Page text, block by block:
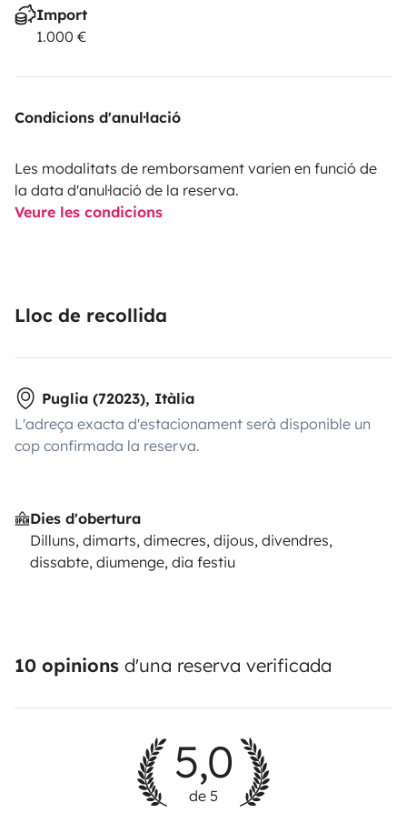
Import
1.000 €
Condicions d'anul·lació
Les modalitats de remborsament varien en funció de
la data d'anul·lació de la reserva.
Veure les condicions
Lloc de recollida
Puglia (72023), Itàlia
L'adreça exacta d'estacionament serà disponible un
cop confirmada la reserva.
Dies d'obertura
Dilluns, dimarts, dimecres, dijous, divendres,
dissabte, diumenge, dia festiu
10 opinions d'una reserva verificada
5,0
de 5